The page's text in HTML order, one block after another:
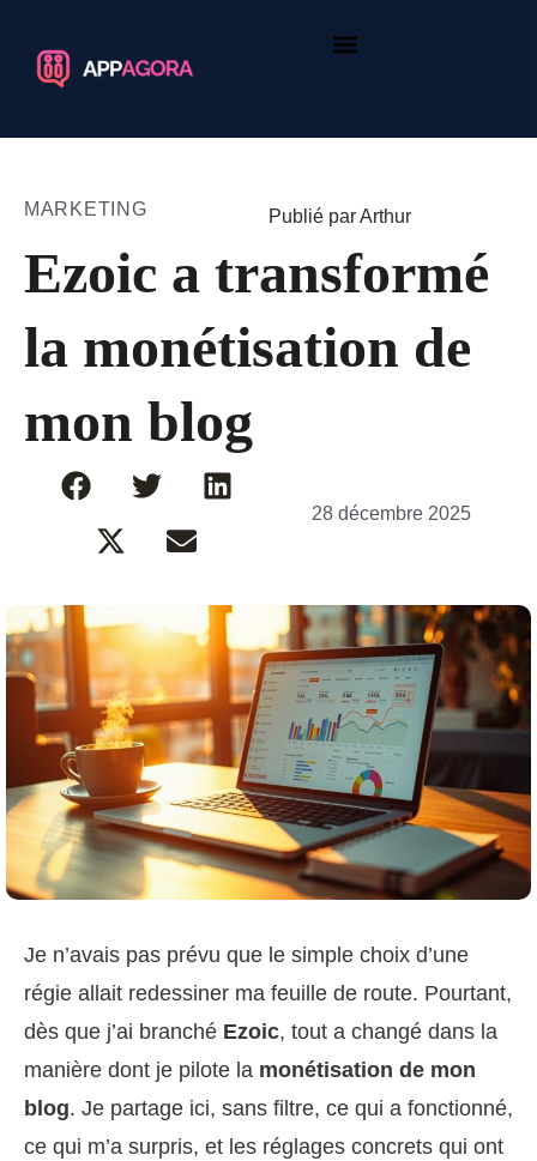
MARKETING Publié par Arthur
Ezoic a transformé
la monétisation de
mon blog
28 décembre 2025
Je n’avais pas prévu que le simple choix d’une
régie allait redessiner ma feuille de route. Pourtant,
dès que j’ai branché Ezoic, tout a changé dans la
manière dont je pilote la monétisation de mon
blog. Je partage ici, sans filtre, ce qui a fonctionné,
ce qui m’a surpris, et les réglages concrets qui ont